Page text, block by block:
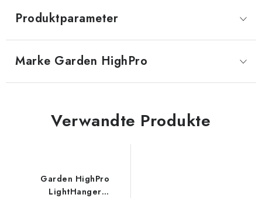
Produktparameter
Marke Garden HighPro
Verwandte Produkte
Garden HighPro
LightHanger